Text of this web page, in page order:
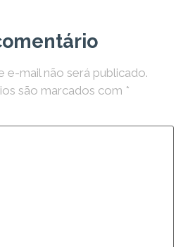
e-mail não será publicado.
são marcados com *